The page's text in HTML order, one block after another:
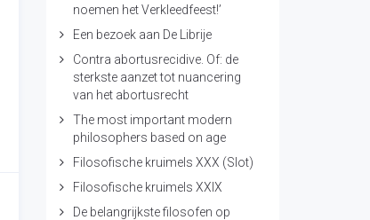
noemen het Verkleedfeest!’
Een bezoek aan De Librije
Contra abortusrecidive. Of: de
sterkste aanzet tot nuancering
van het abortusrecht
The most important modern
philosophers based on age
Filosofische kruimels XXX (Slot)
Filosofische kruimels XXIX
De belangrijkste filosofen op